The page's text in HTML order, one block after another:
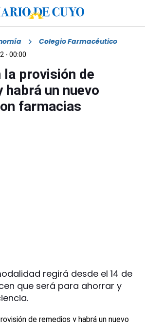
Colegio Farmacéutico
- 00:00
la provisión de
habrá un nuevo
farmacias
regirá desde el 14 de
que será para ahorrar y